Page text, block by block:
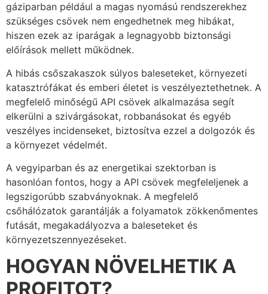
gáziparban például a magas nyomású rendszerekhez
szükséges csövek nem engedhetnek meg hibákat,
hiszen ezek az iparágak a legnagyobb biztonsági
előírások mellett működnek.
A hibás csőszakaszok súlyos baleseteket, környezeti
katasztrófákat és emberi életet is veszélyeztethetnek. A
megfelelő minőségű API csövek alkalmazása segít
elkerülni a szivárgásokat, robbanásokat és egyéb
veszélyes incidenseket, biztosítva ezzel a dolgozók és
a környezet védelmét.
A vegyiparban és az energetikai szektorban is
hasonlóan fontos, hogy a API csövek megfeleljenek a
legszigorúbb szabványoknak. A megfelelő
csőhálózatok garantálják a folyamatok zökkenőmentes
futását, megakadályozva a baleseteket és
környezetszennyezéseket.
HOGYAN NÖVELHETIK A
PROFITOT?